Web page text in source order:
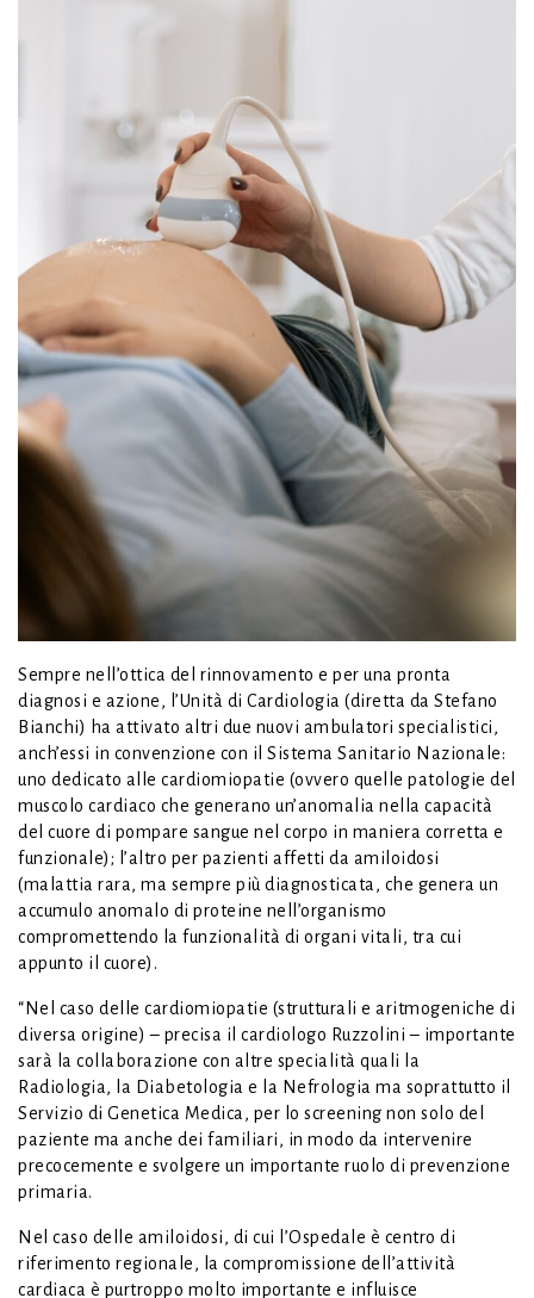
Sempre nell’ottica del rinnovamento e per una pronta
diagnosi e azione, l’Unità di Cardiologia (diretta da Stefano
Bianchi) ha attivato altri due nuovi ambulatori specialistici,
anch’essi in convenzione con il Sistema Sanitario Nazionale:
uno dedicato alle cardiomiopatie (ovvero quelle patologie del
muscolo cardiaco che generano un’anomalia nella capacità
del cuore di pompare sangue nel corpo in maniera corretta e
funzionale); l’altro per pazienti affetti da amiloidosi
(malattia rara, ma sempre più diagnosticata, che genera un
accumulo anomalo di proteine nell’organismo
compromettendo la funzionalità di organi vitali, tra cui
appunto il cuore).
“Nel caso delle cardiomiopatie (strutturali e aritmogeniche di
diversa origine) – precisa il cardiologo Ruzzolini – importante
sarà la collaborazione con altre specialità quali la
Radiologia, la Diabetologia e la Nefrologia ma soprattutto il
Servizio di Genetica Medica, per lo screening non solo del
paziente ma anche dei familiari, in modo da intervenire
precocemente e svolgere un importante ruolo di prevenzione
primaria.
Nel caso delle amiloidosi, di cui l’Ospedale è centro di
riferimento regionale, la compromissione dell’attività
cardiaca è purtroppo molto importante e influisce